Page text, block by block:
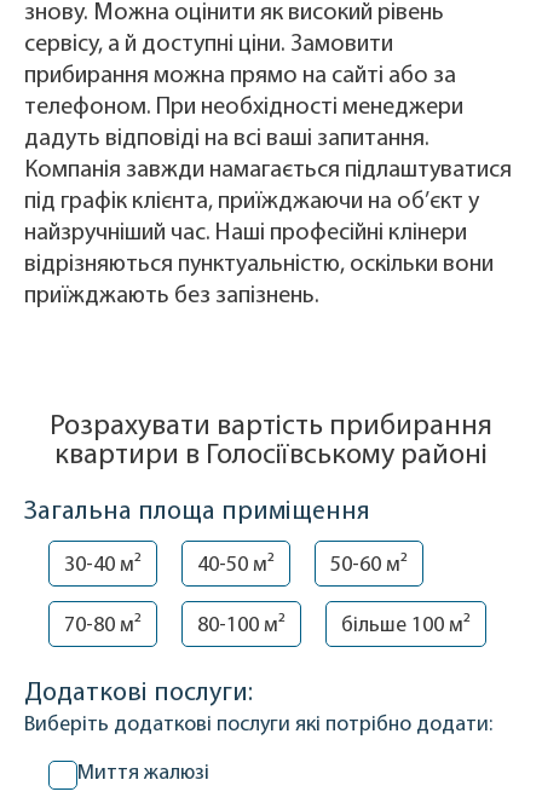
знову. Можна оцінити як високий рівень
сервісу, а й доступні ціни. Замовити
прибирання можна прямо на сайті або за
телефоном. При необхідності менеджери
дадуть відповіді на всі ваші запитання.
Компанія завжди намагається підлаштуватися
під графік клієнта, приїжджаючи на об’єкт у
найзручніший час. Наші професійні клінери
відрізняються пунктуальністю, оскільки вони
приїжджають без запізнень.
Розрахувати вартість прибирання
квартири в Голосіївському районі
Загальна площа приміщення
30-40 м² 40-50 м² 50-60 м²
70-80 м² 80-100 м² більше 100 м²
Додаткові послуги:
Виберіть додаткові послуги які потрібно додати:
Миття жалюзі